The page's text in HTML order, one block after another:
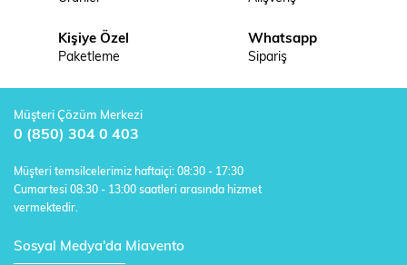
Kişiye Özel
Paketleme
Whatsapp
Sipariş
Müşteri Çözüm Merkezi
0 (850) 304 0 403
Müşteri temsilcelerimiz haftaiçi: 08:30 - 17:30
Cumartesi 08:30 - 13:00 saatleri arasında hizmet
vermektedir.
Sosyal Medya'da Miavento